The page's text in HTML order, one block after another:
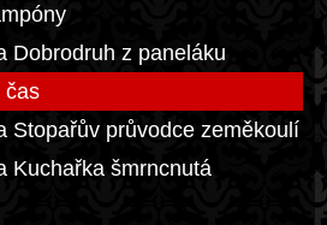
Dobrodruh z paneláku
čas
Stopařův průvodce zeměkoulí
Kuchařka šmrncnutá